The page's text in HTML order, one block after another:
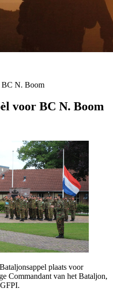
BC N. Boom
voor BC N. Boom
plaats voor
Commandant van het Bataljon,